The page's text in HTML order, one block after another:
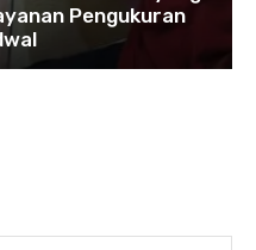
Pengukuran